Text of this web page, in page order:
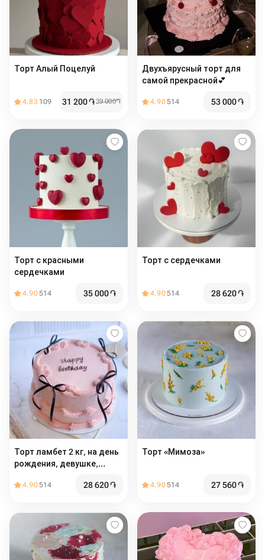
Торт Алый Поцелуй
4.83 109 31 200֏39 000֏
Двухъярусный торт для
самой прекрасной💕
4.90514 53 000֏
Торт с красными
сердечками
4.90514 35 000֏
Торт с сердечками
4.90514 28 620֏
Торт ламбет 2 кг, на день
рождения, девушке,
4.90514 28 620֏
Торт «Мимоза»
4.90514 27 560֏